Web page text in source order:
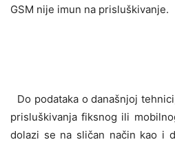
GSM nije imun na prisluškivanje.
Do podataka o današnjoj
prisluškivanja fiksnog ili
dolazi se na sličan način kao i